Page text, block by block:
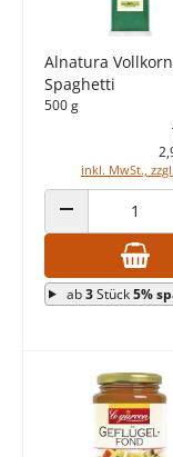
Alnatura
Spaghetti
500 g
inkl. MwSt.,
ANZAHL
ab3Stück5%